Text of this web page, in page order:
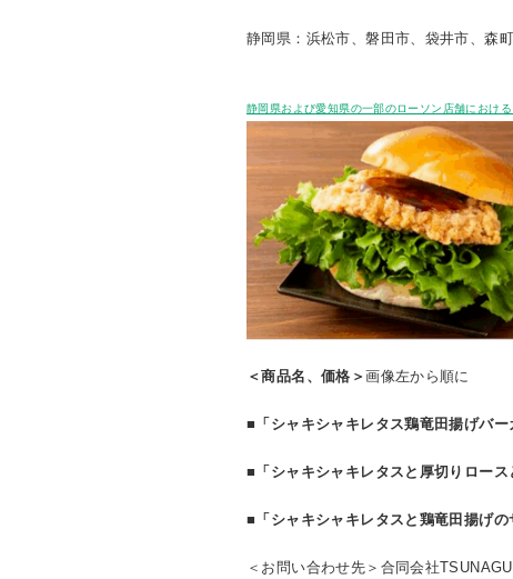
静岡県：浜松市、磐田市、袋井市、森
静岡県および愛知県の一部のローソン店舗におけ
＜商品名、価格＞画像左から順に
■ 「シャキシャキレタス鶏竜田揚げバー
■ 「シャキシャキレタスと厚切りロー
■ 「シャキシャキレタスと鶏竜田揚げの
＜お問い合わせ先＞合同会社